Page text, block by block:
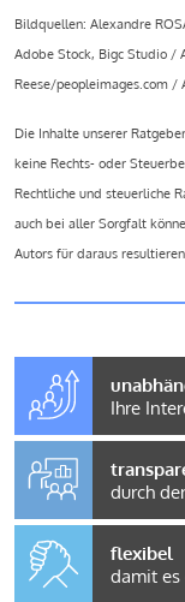
Bildquellen: Alexandre
Adobe Stock, Bigc Studio /
Reese/peopleimages.com /
Die Inhalte unserer
keine Rechts- oder
Rechtliche und steuerliche
auch bei aller Sorgfalt
Autors für daraus
Ihre
durch
flexibel
damit es